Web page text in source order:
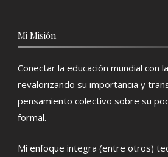
Mi Misión
Conectar la educación mundial con
revalorizando su importancia y
pensamiento colectivo sobre su
formal.
Mi enfoque integra (entre otros)